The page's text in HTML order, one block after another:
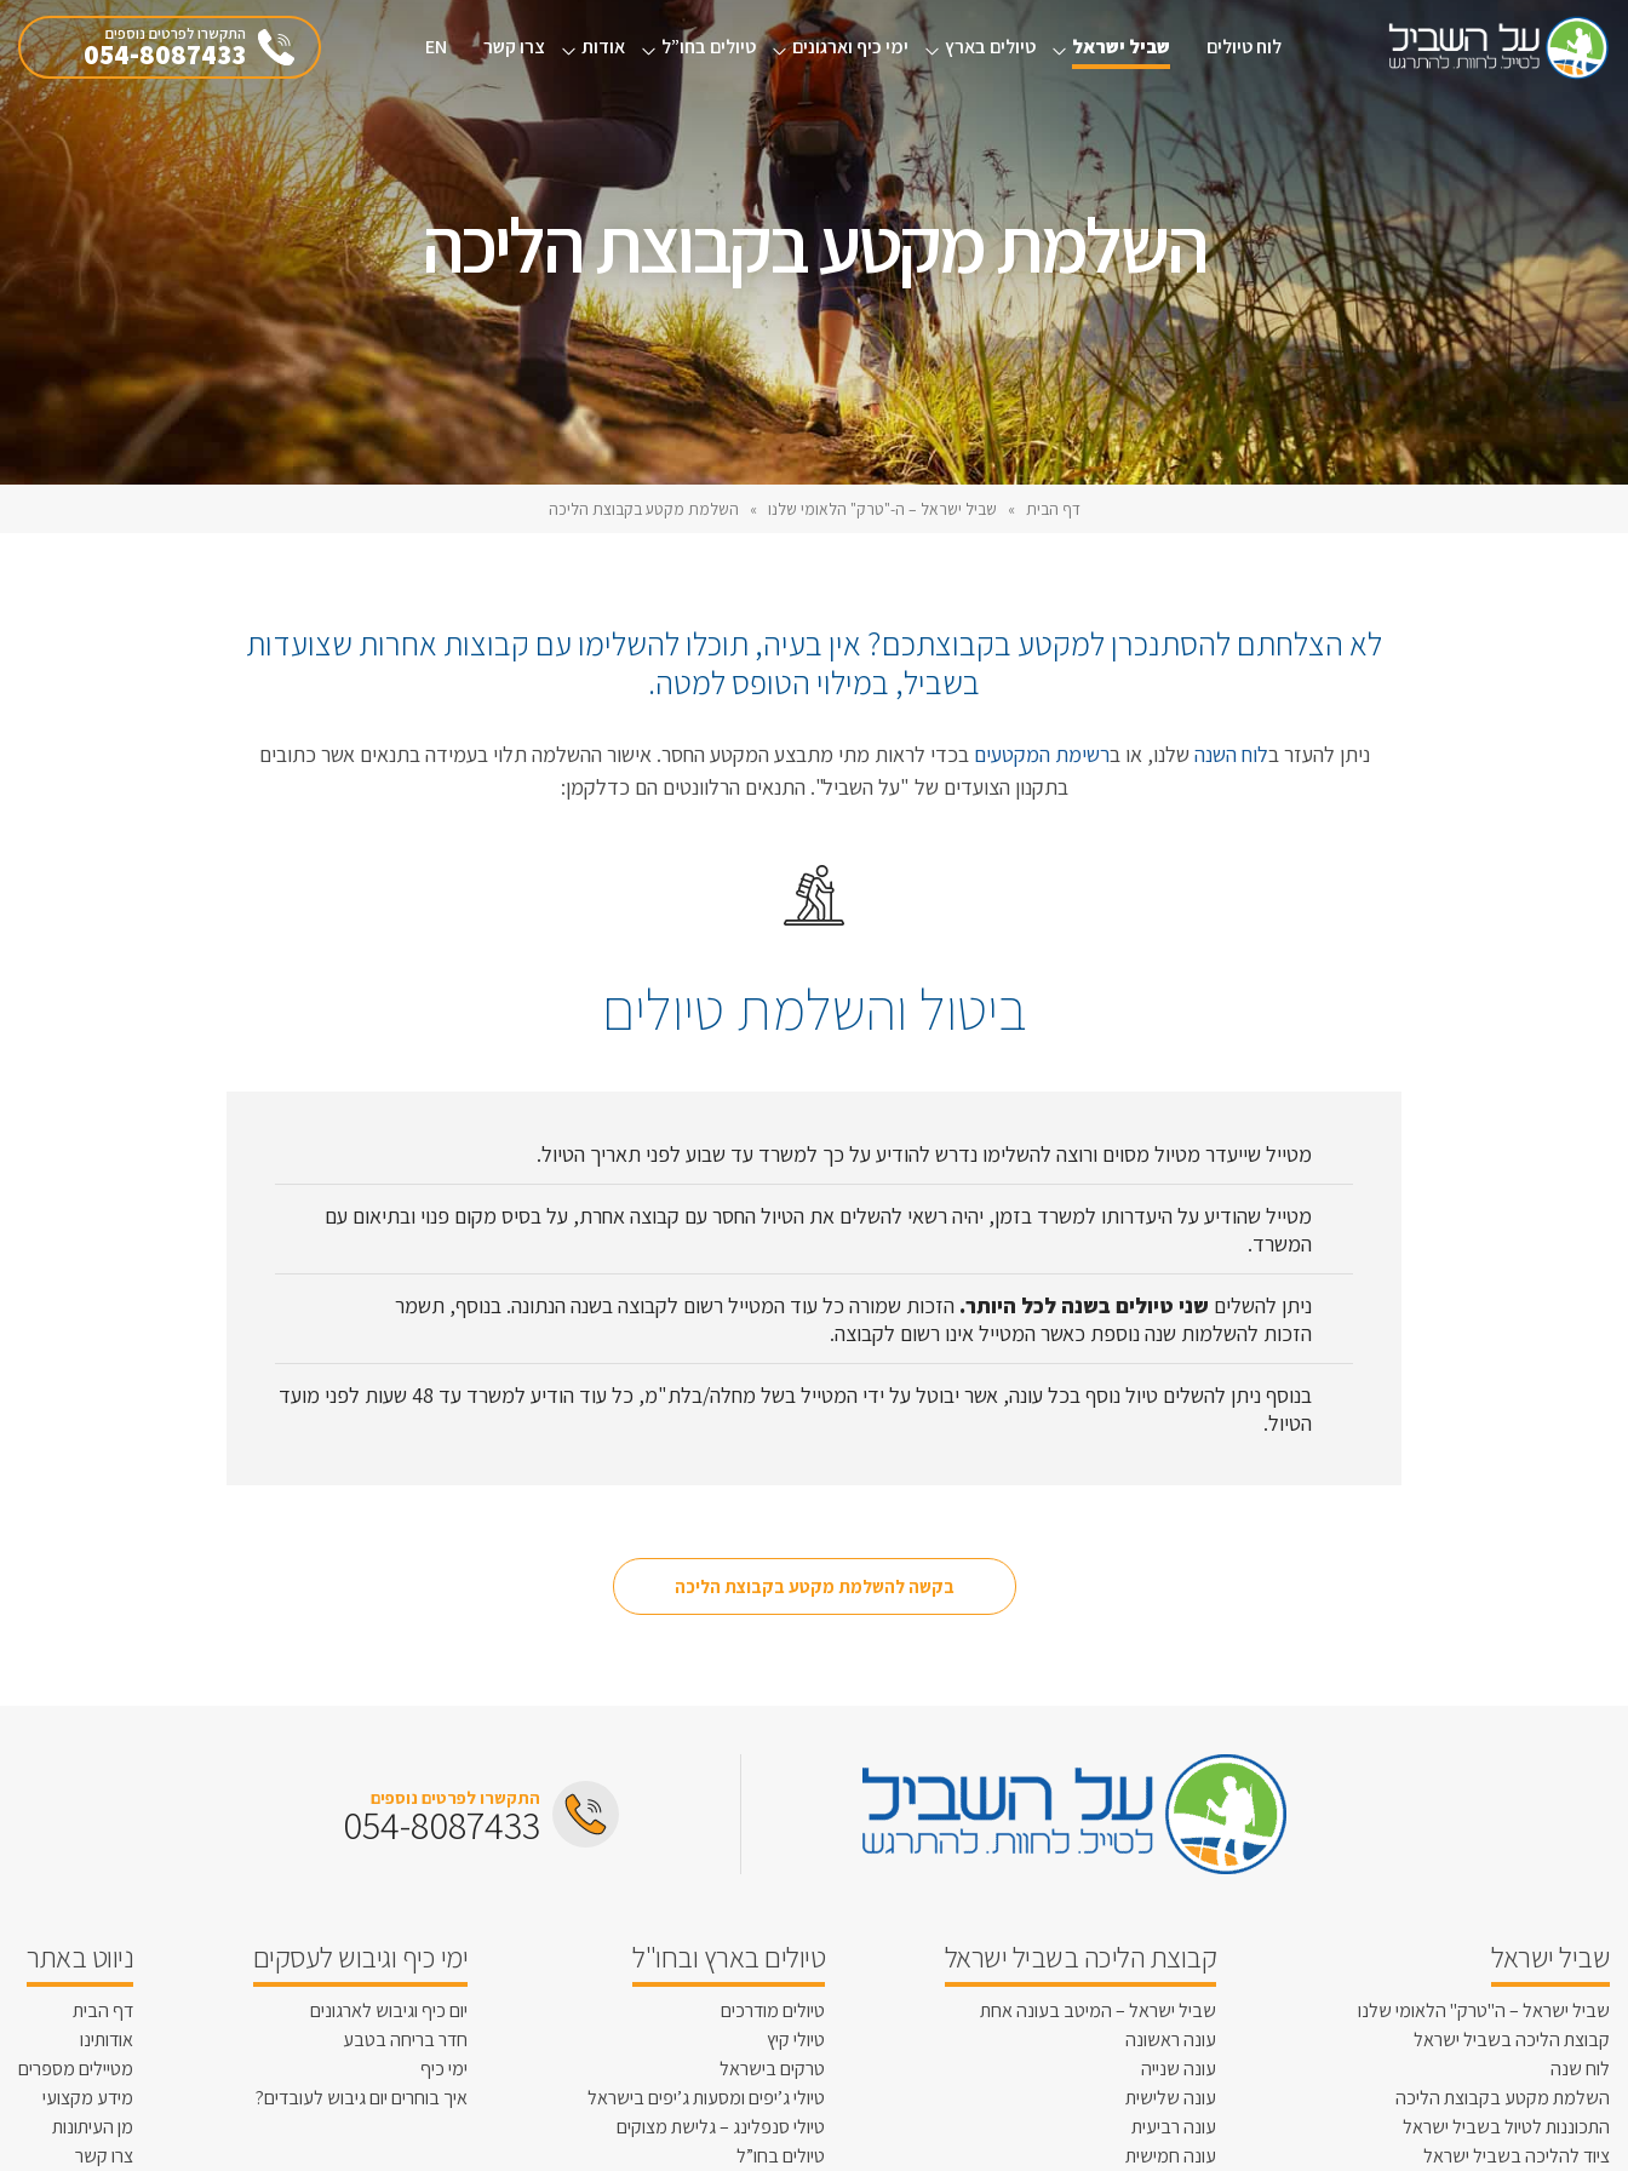
לוח טיולים שביל ישראל טיולים בארץ ימי כיף וארגונים טיולים בחו”ל אודות צרו קשר EN
התקשרו לפרטים נוספים
054-8087433
השלמת מקטע בקבוצת הליכה
דף הבית » שביל ישראל – ה-"טרק" הלאומי שלנו » השלמת מקטע בקבוצת הליכה
לא הצלחתם להסתנכרן למקטע בקבוצתכם? אין בעיה, תוכלו להשלימו עם קבוצות אחרות שצועדות
בשביל, במילוי הטופס למטה.
ניתן להעזר בלוח השנה שלנו, או ברשימת המקטעים בכדי לראות מתי מתבצע המקטע החסר. אישור ההשלמה תלוי בעמידה בתנאים אשר כתובים
בתקנון הצועדים של "על השביל". התנאים הרלוונטים הם כדלקמן:
ביטול והשלמת טיולים
מטייל שייעדר מטיול מסוים ורוצה להשלימו נדרש להודיע על כך למשרד עד שבוע לפני תאריך הטיול.
מטייל שהודיע על היעדרותו למשרד בזמן, יהיה רשאי להשלים את הטיול החסר עם קבוצה אחרת, על בסיס מקום פנוי ובתיאום עם
המשרד.
ניתן להשלים שני טיולים בשנה לכל היותר. הזכות שמורה כל עוד המטייל רשום לקבוצה בשנה הנתונה. בנוסף, תשמר
הזכות להשלמות שנה נוספת כאשר המטייל אינו רשום לקבוצה.
בנוסף ניתן להשלים טיול נוסף בכל עונה, אשר יבוטל על ידי המטייל בשל מחלה/בלת"מ, כל עוד הודיע למשרד עד 48 שעות לפני מועד
הטיול.
בקשה להשלמת מקטע בקבוצת הליכה
התקשרו לפרטים נוספים
054-8087433
שביל ישראל
שביל ישראל – ה"טרק" הלאומי שלנו
קבוצת הליכה בשביל ישראל
לוח שנה
השלמת מקטע בקבוצת הליכה
התכוננות לטיול בשביל ישראל
ציוד להליכה בשביל ישראל
קבוצת הליכה בשביל ישראל
שביל ישראל – המיטב בעונה אחת
עונה ראשונה
עונה שנייה
עונה שלישית
עונה רביעית
עונה חמישית
טיולים בארץ ובחו"ל
טיולים מודרכים
טיולי קיץ
טרקים בישראל
טיולי ג’יפים ומסעות ג’יפים בישראל
טיולי סנפלינג – גלישת מצוקים
טיולים בחו”ל
ימי כיף וגיבוש לעסקים
יום כיף וגיבוש לארגונים
חדר בריחה בטבע
ימי כיף
איך בוחרים יום גיבוש לעובדים?
ניווט באתר
דף הבית
אודותינו
מטיילים מספרים
מידע מקצועי
מן העיתונות
צרו קשר